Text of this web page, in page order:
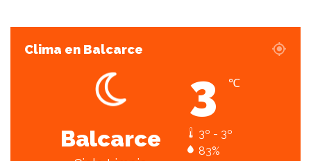
n
Clima en Balcarce
Balcarce
3 ℃
3º - 3º
83%